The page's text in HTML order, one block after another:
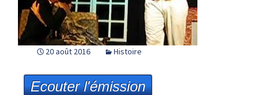
20 août 2016 Histoire
Ecouter l'émission